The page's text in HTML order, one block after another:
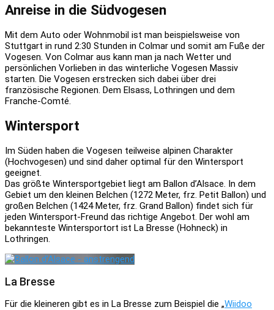
Anreise in die Südvogesen
Mit dem Auto oder Wohnmobil ist man beispielsweise von
Stuttgart in rund 2:30 Stunden in Colmar und somit am Fuße der
Vogesen. Von Colmar aus kann man ja nach Wetter und
persönlichen Vorlieben in das winterliche Vogesen Massiv
starten. Die Vogesen erstrecken sich dabei über drei
französische Regionen. Dem Elsass, Lothringen und dem
Franche-Comté.
Wintersport
Im Süden haben die Vogesen teilweise alpinen Charakter
(Hochvogesen) und sind daher optimal für den Wintersport
geeignet.
Das größte Wintersportgebiet liegt am Ballon d’Alsace. In dem
Gebiet um den kleinen Belchen (1272 Meter, frz. Petit Ballon) und
großen Belchen (1424 Meter, frz. Grand Ballon) findet sich für
jeden Wintersport-Freund das richtige Angebot. Der wohl am
bekannteste Wintersportort ist La Bresse (Hohneck) in
Lothringen.
La Bresse
Für die kleineren gibt es in La Bresse zum Beispiel die „Wiidoo